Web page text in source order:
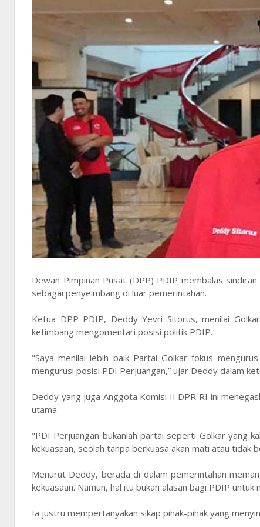
Dewan Pimpinan Pusat (DPP) PDIP membalas
sebagai penyeimbang di luar pemerintahan.
Ketua DPP PDIP, Deddy Yevri Sitorus, menilai
ketimbang mengomentari posisi politik PDIP.
"Saya menilai lebih baik Partai Golkar fokus
mengurusi posisi PDI Perjuangan,” ujar Deddy dalam
Deddy yang juga Anggota Komisi II DPR RI ini
utama.
"PDI Perjuangan bukanlah partai seperti Golkar yang
kekuasaan, seolah tanpa berkuasa akan mati atau tidak
Menurut Deddy, berada di dalam pemerintahan
kekuasaan. Namun, hal itu bukan alasan bagi PDIP
Ia justru mempertanyakan sikap pihak-pihak yang